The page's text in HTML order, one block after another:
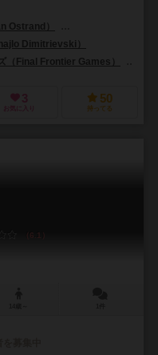
Ostrand）
Dimitrievski）
（Final Frontier Games）
3
お気に入り
50
持ってる
6.1